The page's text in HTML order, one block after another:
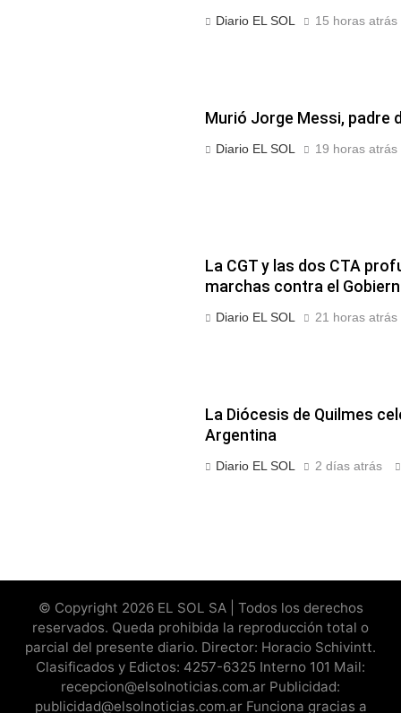
Diario EL SOL 15 horas atrás
Murió Jorge Messi, padre
Diario EL SOL 19 horas atrás
La CGT y las dos CTA
marchas contra el
Diario EL SOL 21 horas atrás
La Diócesis de Quilmes
Argentina
Diario EL SOL 2 días atrás
© Copyright 2026 EL SOL SA | Todos los derechos
reservados. Queda prohibida la reproducción total o
parcial del presente diario. Director: Horacio Schivintt.
Clasificados y Edictos: 4257-6325 Interno 101 Mail:
recepcion@elsolnoticias.com.ar Publicidad:
publicidad@elsolnoticias.com.ar Funciona gracias a